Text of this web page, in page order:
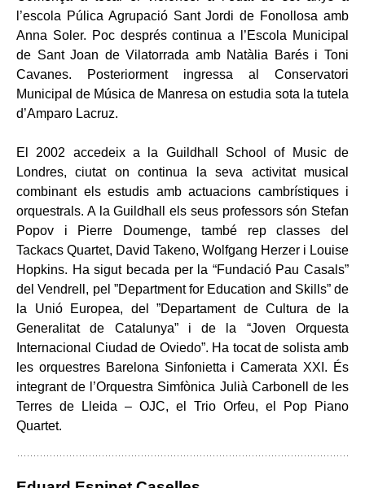
l’escola Púlica Agrupació Sant Jordi de Fonollosa amb
Anna Soler. Poc després continua a l’Escola Municipal
de Sant Joan de Vilatorrada amb Natàlia Barés i Toni
Cavanes. Posteriorment ingressa al Conservatori
Municipal de Música de Manresa on estudia sota la tutela
d’Amparo Lacruz.
El 2002 accedeix a la Guildhall School of Music de
Londres, ciutat on continua la seva activitat musical
combinant els estudis amb actuacions cambrístiques i
orquestrals. A la Guildhall els seus professors són Stefan
Popov i Pierre Doumenge, també rep classes del
Tackacs Quartet, David Takeno, Wolfgang Herzer i Louise
Hopkins. Ha sigut becada per la “Fundació Pau Casals”
del Vendrell, pel ”Department for Education and Skills” de
la Unió Europea, del ”Departament de Cultura de la
Generalitat de Catalunya” i de la “Joven Orquesta
Internacional Ciudad de Oviedo”. Ha tocat de solista amb
les orquestres Barelona Sinfonietta i Camerata XXI. És
integrant de l’Orquestra Simfònica Julià Carbonell de les
Terres de Lleida – OJC, el Trio Orfeu, el Pop Piano
Quartet.